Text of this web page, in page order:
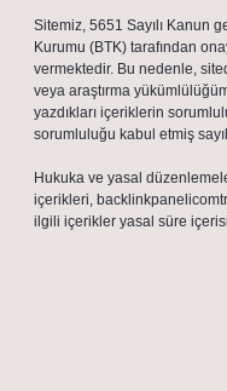
Sitemiz, 5651 Sayılı Kanun
Kurumu (BTK) tarafından
vermektedir. Bu nedenle,
veya araştırma
yazdıkları içeriklerin
sorumluluğu kabul etmiş
Hukuka ve yasal
içerikleri,
ilgili içerikler yasal süre